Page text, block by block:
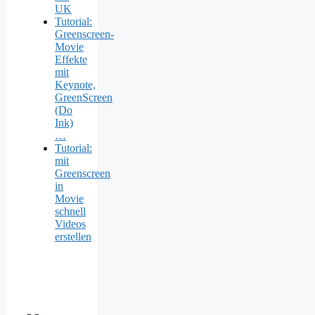
UK
Tutorial:
Greenscreen-
Movie
Effekte
mit
Keynote,
GreenScreen
(Do
Ink)
…
Tutorial:
mit
Greenscreen
in
Movie
schnell
Videos
erstellen